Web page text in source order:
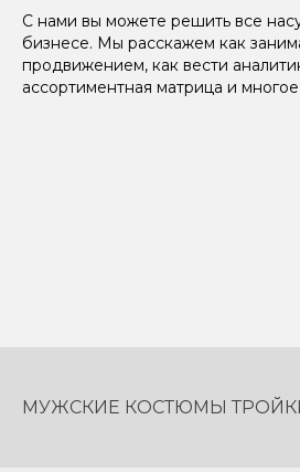
С нами вы можете решить все
бизнесе. Мы расскажем как
продвижением, как вести
ассортиментная матрица и
МУЖСКИЕ КОСТЮМЫ